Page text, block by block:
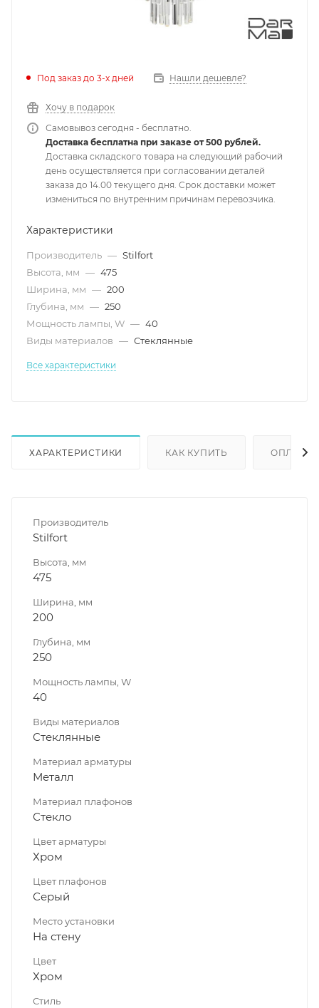
Под заказ до 3-х дней Нашли дешевле?
Хочу в подарок
Самовывоз сегодня - бесплатно.
Доставка бесплатна при заказе от 500 рублей.
Доставка складского товара на следующий рабочий
день осуществляется при согласовании деталей
заказа до 14.00 текущего дня. Срок доставки может
измениться по внутренним причинам перевозчика.
Характеристики
Производитель — Stilfort
Высота, мм — 475
Ширина, мм — 200
Глубина, мм — 250
Мощность лампы, W — 40
Виды материалов — Стеклянные
Все характеристики
ХАРАКТЕРИСТИКИ КАК КУПИТЬ ОПЛАТА
Производитель
Stilfort
Высота, мм
475
Ширина, мм
200
Глубина, мм
250
Мощность лампы, W
40
Виды материалов
Стеклянные
Материал арматуры
Металл
Материал плафонов
Стекло
Цвет арматуры
Хром
Цвет плафонов
Серый
Место установки
На стену
Цвет
Хром
Стиль